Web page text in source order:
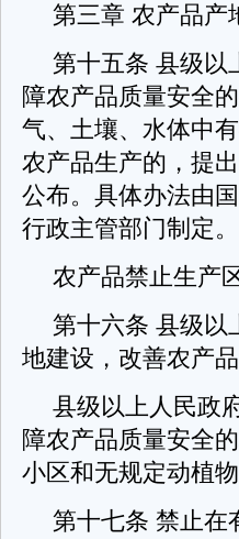
第三章 农产品产
第十五条 县级以
障农产品质量安全
气、土壤、水体中
农产品生产的，提
公布。具体办法由
行政主管部门制定。
农产品禁止生产
第十六条 县级以
地建设，改善农产品
县级以上人民政
障农产品质量安全
小区和无规定动植
第十七条 禁止在